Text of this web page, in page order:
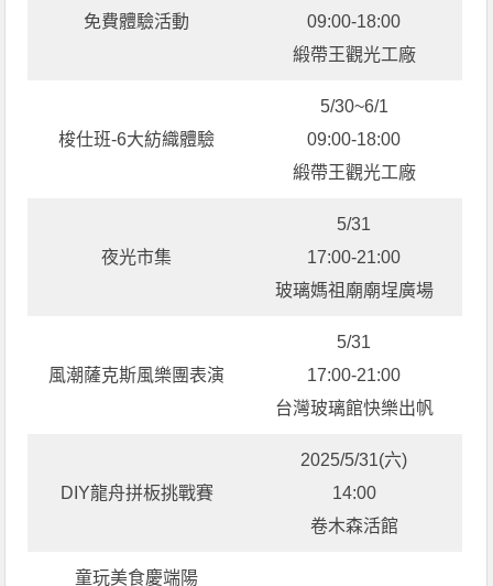
免費體驗活動
09:00-18:00
緞帶王觀光工廠
梭仕班-6大紡織體驗
5/30~6/1
09:00-18:00
緞帶王觀光工廠
夜光市集
5/31
17:00-21:00
玻璃媽祖廟廟埕廣場
風潮薩克斯風樂團表演
5/31
17:00-21:00
台灣玻璃館快樂出帆
DIY龍舟拼板挑戰賽
2025/5/31(六)
14:00
卷木森活館
童玩美食慶端陽